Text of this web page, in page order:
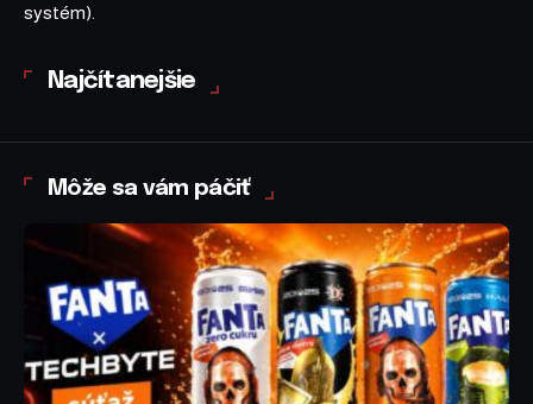
systém).
Najčítanejšie
Môže sa vám páčiť